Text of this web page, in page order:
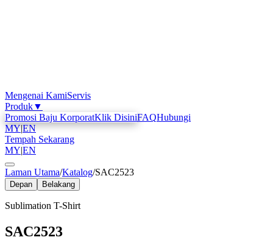
Mengenai KamiServis
Produk▼
Promosi Baju KorporatKlik DisiniFAQHubungi
MY|EN
Tempah Sekarang
MY|EN
Laman Utama/Katalog/SAC2523
Depan Belakang
Sublimation T-Shirt
SAC2523